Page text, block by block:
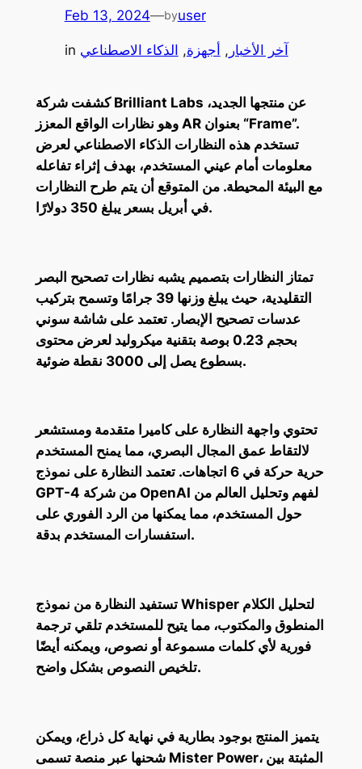
Feb 13, 2024—byuser
in آخر الأخبار , أجهزة, الذكاء الاصطناعي
كشفت شركة Brilliant Labs عن منتجها الجديد،
وهو نظارات الواقع المعزز AR بعنوان “Frame”.
تستخدم هذه النظارات الذكاء الاصطناعي لعرض
معلومات أمام عيني المستخدم، بهدف إثراء تفاعله
مع البيئة المحيطة. من المتوقع أن يتم طرح النظارات
في أبريل بسعر يبلغ 350 دولارًا.
تمتاز النظارات بتصميم يشبه نظارات تصحيح البصر
التقليدية، حيث يبلغ وزنها 39 جرامًا وتسمح بتركيب
عدسات تصحيح الإبصار. تعتمد على شاشة سوني
بحجم 0.23 بوصة بتقنية ميكروليد لعرض محتوى
بسطوع يصل إلى 3000 نقطة ضوئية.
تحتوي واجهة النظارة على كاميرا متقدمة ومستشعر
لالتقاط عمق المجال البصري، مما يمنح المستخدم
حرية حركة في 6 اتجاهات. تعتمد النظارة على نموذج
GPT-4 من شركة OpenAI لفهم وتحليل العالم من
حول المستخدم، مما يمكنها من الرد الفوري على
استفسارات المستخدم بدقة.
تستفيد النظارة من نموذج Whisper لتحليل الكلام
المنطوق والمكتوب، مما يتيح للمستخدم تلقي ترجمة
فورية لأي كلمات مسموعة أو نصوص، ويمكنه أيضًا
تلخيص النصوص بشكل واضح.
يتميز المنتج بوجود بطارية في نهاية كل ذراع، ويمكن
شحنها عبر منصة تسمى Mister Power، المثبتة بين